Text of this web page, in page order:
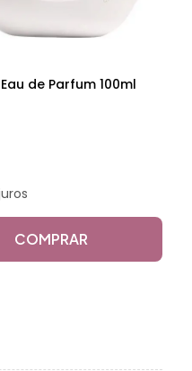
de Parfum 100ml
COMPRAR